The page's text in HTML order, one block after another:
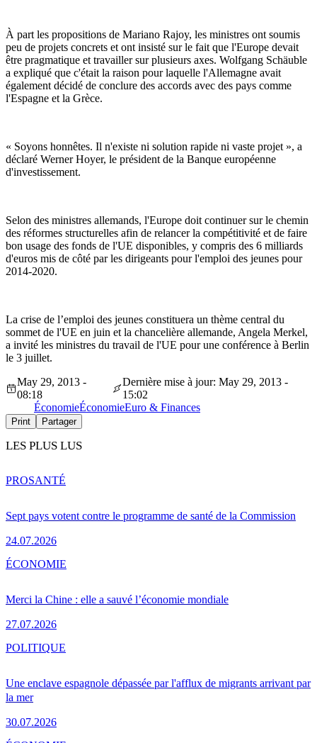
À part les propositions de Mariano Rajoy, les ministres ont soumis
peu de projets concrets et ont insisté sur le fait que l'Europe devait
être pragmatique et travailler sur plusieurs axes. Wolfgang Schäuble
a expliqué que c'était la raison pour laquelle l'Allemagne avait
également décidé de conclure des accords avec des pays comme
l'Espagne et la Grèce.
« Soyons honnêtes. Il n'existe ni solution rapide ni vaste projet », a
déclaré Werner Hoyer, le président de la Banque européenne
d'investissement.
Selon des ministres allemands, l'Europe doit continuer sur le chemin
des réformes structurelles afin de relancer la compétitivité et de faire
bon usage des fonds de l'UE disponibles, y compris des 6 milliards
d'euros mis de côté par les dirigeants pour l'emploi des jeunes pour
2014-2020.
La crise de l’emploi des jeunes constituera un thème central du
sommet de l'UE en juin et la chancelière allemande, Angela Merkel,
a invité les ministres du travail de l'UE pour une conférence à Berlin
le 3 juillet.
May 29, 2013 -
08:18
Dernière mise à jour: May 29, 2013 -
15:02
ÉconomieÉconomieEuro & Finances
Print Partager
LES PLUS LUS
Sept pays votent contre le programme de santé de la Commission
24.07.2026
PROSANTÉ
Merci la Chine : elle a sauvé l’économie mondiale
27.07.2026
ÉCONOMIE
Une enclave espagnole dépassée par l'afflux de migrants arrivant par
la mer
30.07.2026
POLITIQUE